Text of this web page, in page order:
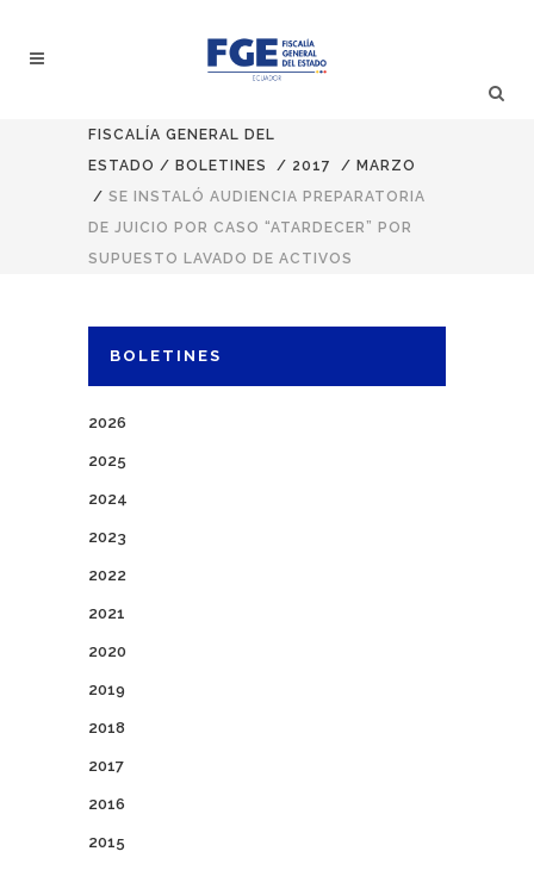
FISCALÍA GENERAL DEL
ESTADO / BOLETINES / 2017 / MARZO
/ SE INSTALÓ AUDIENCIA PREPARATORIA
DE JUICIO POR CASO “ATARDECER” POR
SUPUESTO LAVADO DE ACTIVOS
BOLETINES
2026
2025
2024
2023
2022
2021
2020
2019
2018
2017
2016
2015